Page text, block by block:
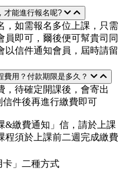
才能進行報名呢?
，如需報名多位上課，只需
員即可，爾後便可幫貴司同
以信件通知會員，屆時請留
用？付款期限是多久？
待確定開課後，會寄出
信件後再進行繳費即可
繳費通知」信，請於上課
程須於上課前二週完成繳費
」二種方式